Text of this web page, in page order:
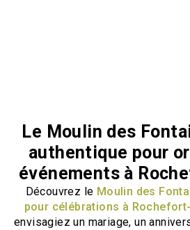
Le Moulin des
authentique pour
événements à
Découvrez le Moulin des
pour célébrations à
envisagiez un mariage, un